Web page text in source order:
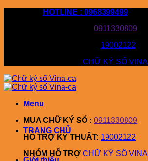
HOTLINE : 0968399499
0911330809
19002122
CHỮ KÝ SỐ VINA
Menu
MUA CHỮ KÝ SỐ : 0911330809
HỖ TRỢ KỸ THUÂT: 19002122
NHÓM HỖ TRỢ CHỮ KÝ SỐ VINA
TRANG CHỦ